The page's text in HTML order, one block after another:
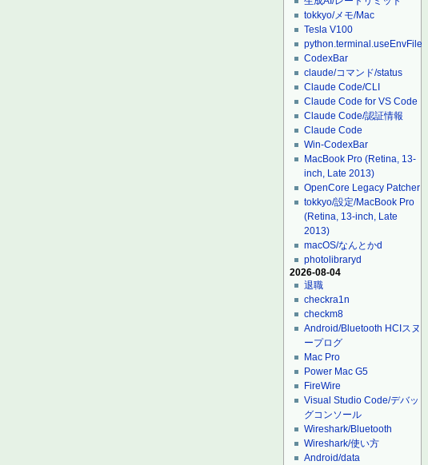
tokkyo/メモ/Mac
Tesla V100
python.terminal.useEnvFile
CodexBar
claude/コマンド/status
Claude Code/CLI
Claude Code for VS Code
Claude Code/認証情報
Claude Code
Win-CodexBar
MacBook Pro (Retina, 13-
inch, Late 2013)
OpenCore Legacy Patcher
tokkyo/設定/MacBook Pro
(Retina, 13-inch, Late
2013)
macOS/なんとかd
photolibraryd
2026-08-04
退職
checkra1n
checkm8
Android/Bluetooth HCIスヌ
ープログ
Mac Pro
Power Mac G5
FireWire
Visual Studio Code/デバッ
グコンソール
Wireshark/Bluetooth
Wireshark/使い方
Android/data